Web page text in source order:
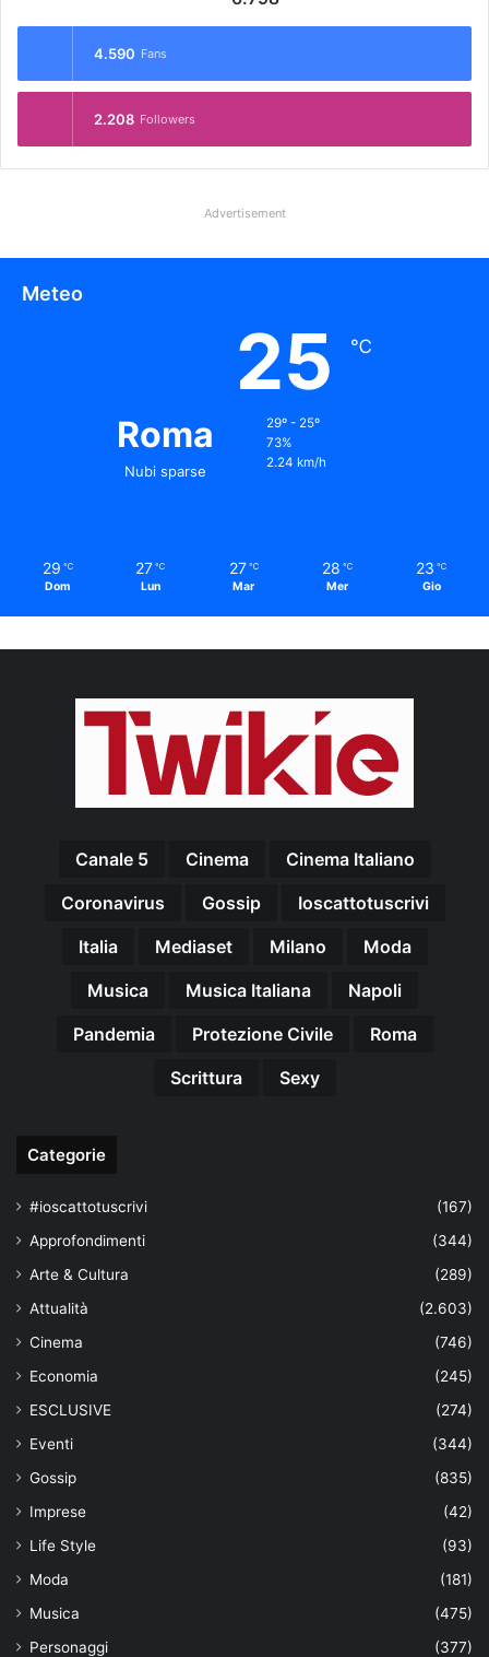
4.590 Fans
2.208 Followers
Advertisement
Meteo
Roma
Nubi sparse
25 ℃
29º - 25º
73%
2.24 km/h
29 ℃
Dom
27 ℃
Lun
27 ℃
Mar
28 ℃
Mer
23 ℃
Gio
Canale 5 Cinema
Cinema Italiano
Coronavirus
Gossip
Ioscattotuscrivi
Italia
Mediaset Milano
Moda
Musica
Musica Italiana
Napoli
Pandemia
Protezione Civile
Roma
Scrittura
Sexy
Categorie
#ioscattotuscrivi
(167)
Approfondimenti
(344)
Arte & Cultura
(289)
Attualità
(2.603)
Cinema
(746)
Economia
(245)
ESCLUSIVE
(274)
Eventi
(344)
Gossip
(835)
Imprese
(42)
Life Style
(93)
Moda
(181)
Musica
(475)
Personaggi
(377)